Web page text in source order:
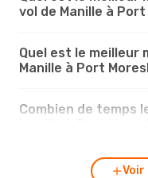
vol de Manille à
Quel est le meilleur
Manille à Port
Combien de temps
Voir